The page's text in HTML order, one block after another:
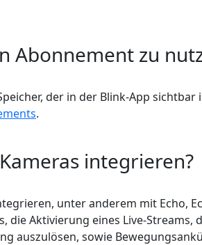
Abonnement zu
der in der Blink-App sichtbar
.
integrieren?
unter anderem mit Echo,
Aktivierung eines Live-Streams,
auszulösen, sowie